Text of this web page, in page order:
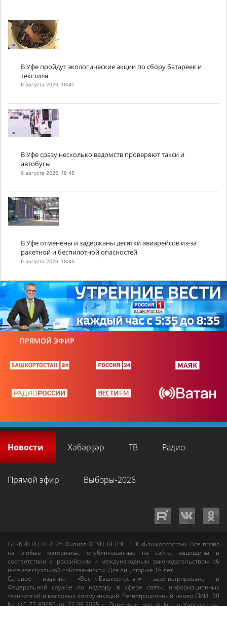
В Уфе пройдут экологические акции по сбору батареек и
текстиля
6 августа 2026, 18:47
В Уфе сразу несколько ведомств проверяют такси и
автобусы
6 августа 2026, 18:46
В Уфе отменены и задержаны десятки авиарейсов из-за
ракетной и беспилотной опасностей
6 августа 2026, 18:45
ПРЯМОЙ ЭФИР
Новости Хәбәрҙәр ТВ Радио
Прямой эфир Выборы-2026
GTRKRB.RU © 2026Филиал ФГУП ВГТРК ГТРК «Башкортостан». Все права
на любые материалы, опубликованные на сайте, защищены в
соответствии с российским и международным законодательством об
интеллектуальной собственности. Для лиц старше 16 лет.
Сетевое издание «Вести-Башкортостан»зарегистрировано в
Федеральной службе по надзору в сфере связи, информационных
технологий и массовых коммуникаций. Регистрационный номер СМИ: ЭЛ
№ ФС 77-89959 от 22.08.2025 г. Доменное имя:gtrkrb.ruУчредитель: